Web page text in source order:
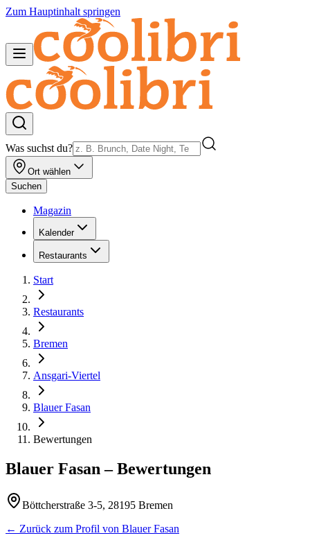
Zum Hauptinhalt springen
Was suchst du?
Ort wählen
Suchen
Magazin
Kalender
Restaurants
Start
Restaurants
Bremen
Ansgari-Viertel
Blauer Fasan
Bewertungen
Blauer Fasan – Bewertungen
Böttcherstraße 3-5, 28195 Bremen
← Zurück zum Profil von Blauer Fasan